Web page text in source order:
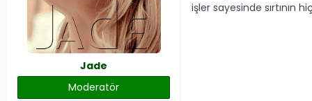
Jade
Moderatör
işler sayesinde